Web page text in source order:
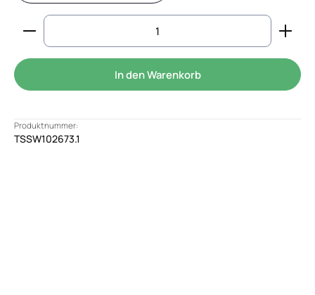
Produkt Anzahl: Gib den gewünschten Wert
In den Warenkorb
Produktnummer:
TSSW102673.1